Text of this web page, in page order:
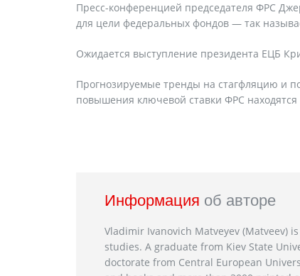
Пресс-конференцией председателя ФРС
для цели федеральных фондов — так
Ожидается выступление президента ЕЦБ
Прогнозируемые тренды на стагфляцию и
повышения ключевой ставки ФРС
Информация об авторе
Vladimir Ivanovich Matveyev (Matveev)
studies. A graduate from Kiev State
doctorate from Central European